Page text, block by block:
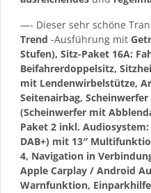
—- Dieser sehr schöne
Trend -Ausführung mit
Stufen), Sitz-Paket 16A:
Beifahrerdoppelsitz,
mit Lendenwirbelstütze,
Seitenairbag,
(Scheinwerfer mit
Paket 2 inkl.
DAB+) mit 13″
4, Navigation in
Apple Carplay / Android
Warnfunktion,